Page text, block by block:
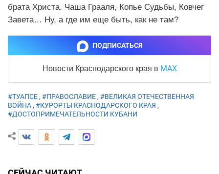
брата Христа. Чаша Грааля, Копье Судьбы, Ковчег
Завета… Ну, а где им еще быть, как не там?
ПОДПИСАТЬСЯ
Новости Краснодарского края в MAX
#ТУАПСЕ, #ПРАВОСЛАВИЕ, #ВЕЛИКАЯ ОТЕЧЕСТВЕННАЯ
ВОЙНА, #КУРОРТЫ КРАСНОДАРСКОГО КРАЯ ,
#ДОСТОПРИМЕЧАТЕЛЬНОСТИ КУБАНИ